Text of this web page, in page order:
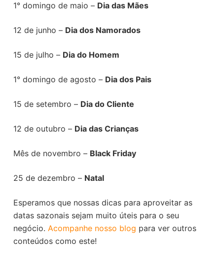
1° domingo de maio – Dia das Mães
12 de junho – Dia dos Namorados
15 de julho – Dia do Homem
1° domingo de agosto – Dia dos Pais
15 de setembro – Dia do Cliente
12 de outubro – Dia das Crianças
Mês de novembro – Black Friday
25 de dezembro – Natal
Esperamos que nossas dicas para aproveitar as
datas sazonais sejam muito úteis para o seu
negócio. Acompanhe nosso blog para ver outros
conteúdos como este!